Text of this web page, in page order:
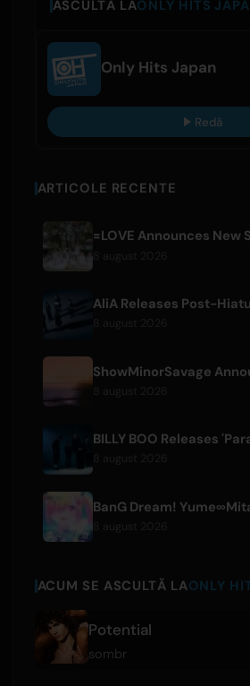
ASCULTĂ LAONLY HITS
Only Hits Japan
Redă
ARTICOLE RECENTE
ACUM SE ASCULTĂ LAONLY
Potential
sombr